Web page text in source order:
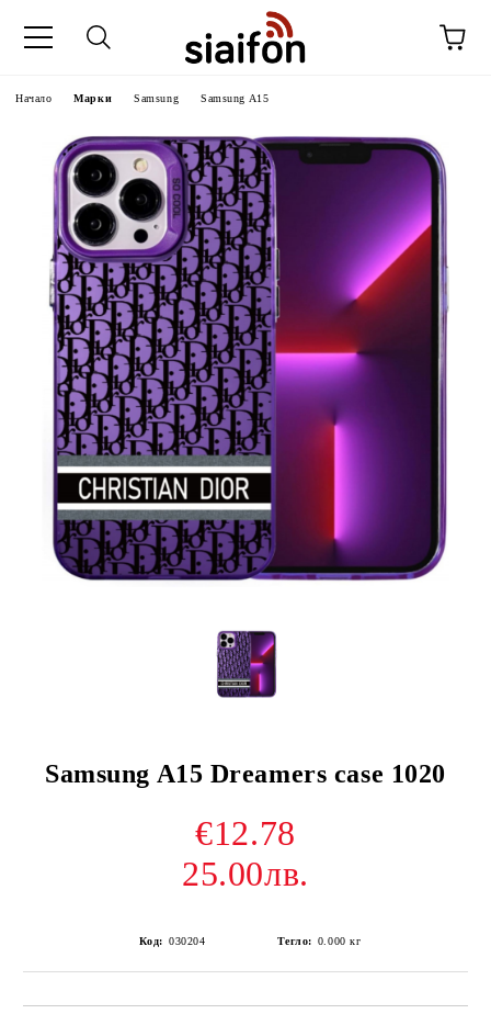
Начало Марки Samsung Samsung A15
Samsung A15 Dreamers case 1020
€12.78
25.00лв.
Код: 030204 Тегло: 0.000 кг